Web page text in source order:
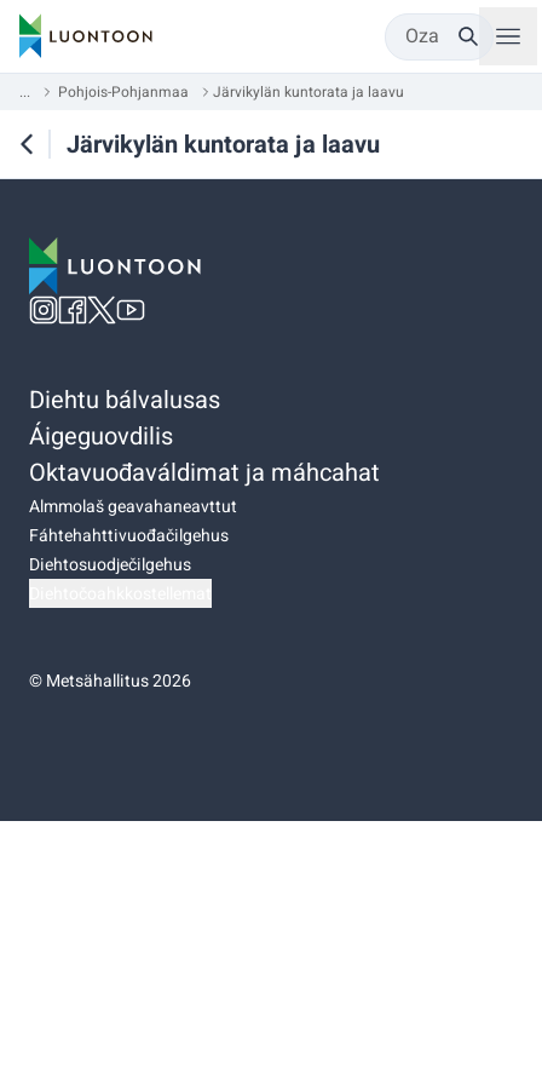
Oza
... Pohjois-Pohjanmaa Järvikylän kuntorata ja laavu
Järvikylän kuntorata ja laavu
Diehtu bálvalusas
Áigeguovdilis
Oktavuođaváldimat ja máhcahat
Almmolaš geavahaneavttut
Fáhtehahttivuođačilgehus
Diehtosuodječilgehus
©Metsähallitus 2026